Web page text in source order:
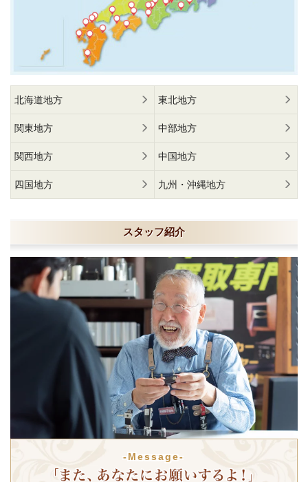
北海道地方 東北地方
関東地方 中部地方
関西地方 中国地方
四国地方 九州・沖縄地方
スタッフ紹介
-Message-